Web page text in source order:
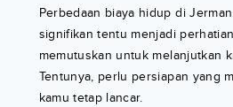
Perbedaan biaya hidup di
signifikan tentu menjadi
memutuskan untuk melanjutkan
Tentunya, perlu persiapan yang
kamu tetap lancar.